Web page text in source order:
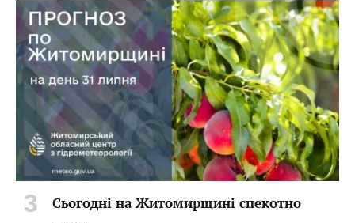
Сьогодні на Житомирщині спекотно